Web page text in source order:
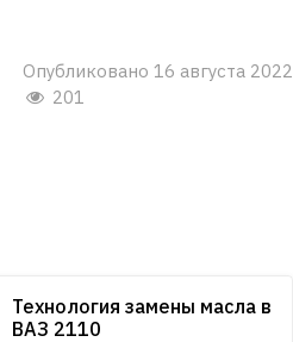
Опубликовано 16 августа 2022
201
Технология замены масла в
ВАЗ 2110